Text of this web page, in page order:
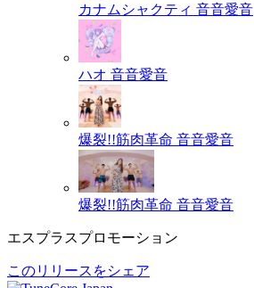
カナムシャクティ 音音愛音
ハオ 音音愛音
爆裂!!筋肉革命 音音愛音
爆裂!!筋肉革命 音音愛音
エスプラスプロモーション
このリリースをシェア